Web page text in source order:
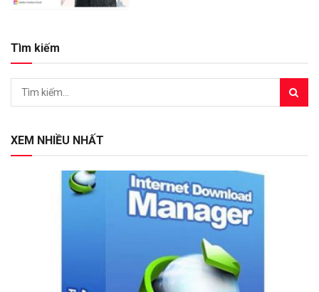
Tìm kiếm
XEM NHIỀU NHẤT